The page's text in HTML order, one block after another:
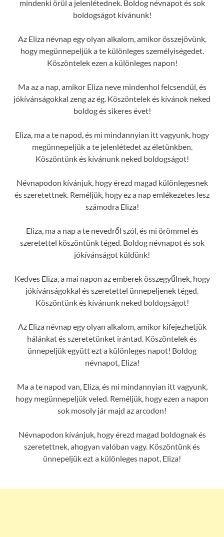
mindenki örül a jelenlétednek. Boldog névnapot és sok
boldogságot kívánunk!
Az Eliza névnap egy olyan alkalom, amikor összejövünk,
hogy megünnepeljük a te különleges személyiségedet.
Köszöntelek ezen a különleges napon!
Ma az a nap, amikor Eliza neve mindenhol felcsendül, és
jókívánságokkal zeng az ég. Köszöntelek és kívánok neked
boldog és sikeres évet!
Eliza, ma a te napod, és mi mindannyian itt vagyunk, hogy
megünnepeljük a te jelenlétedet az életünkben.
Köszöntünk és kívánunk neked boldogságot!
Névnapodon kívánjuk, hogy érezd magad különlegesnek
és szeretettnek. Reméljük, hogy ez a nap emlékezetes lesz
számodra Eliza!
Eliza, ma a nap a te nevedről szól, és mi örömmel és
szeretettel köszöntünk téged. Boldog névnapot és sok
jókívánságot küldünk!
Kedves Eliza, a mai napon az emberek összegyűlnek, hogy
jókívánságokkal és szeretettel ünnepeljenek téged.
Köszöntünk és kívánunk neked boldogságot!
Az Eliza névnap egy olyan alkalom, amikor kifejezhetjük
hálánkat és szeretetünket irántad. Köszöntelek és
ünnepeljük együtt ezt a különleges napot! Boldog
névnapot, Eliza!
Ma a te napod van, Eliza, és mi mindannyian itt vagyunk,
hogy megünnepeljük veled. Reméljük, hogy ezen a napon
sok mosoly jár majd az arcodon!
Névnapodon kívánjuk, hogy érezd magad boldognak és
szeretettnek, ahogyan valóban vagy. Köszöntünk és
ünnepeljük ezt a különleges napot, Eliza!